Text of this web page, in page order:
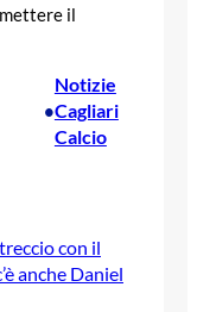
il
•
Notizie
Cagliari
Calcio
con il
anche Daniel